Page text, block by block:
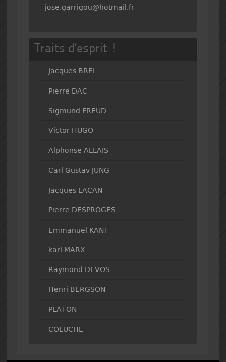
jose.garrigou@hotmail.fr
Traits d’esprit !
Jacques BREL
Pierre DAC
Sigmund FREUD
Victor HUGO
Alphonse ALLAIS
Carl Gustav JUNG
Jacques LACAN
Pierre DESPROGES
Emmanuel KANT
karl MARX
Raymond DEVOS
Henri BERGSON
PLATON
COLUCHE